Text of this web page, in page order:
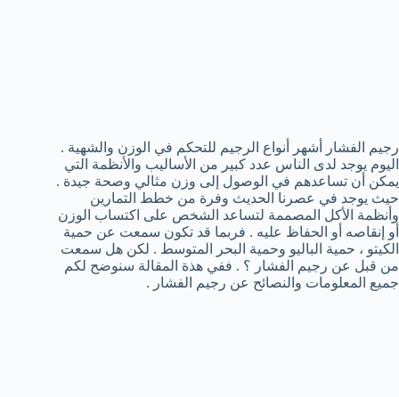
رجيم الفشار أشهر أنواع الرجيم للتحكم في الوزن والشهية .
اليوم يوجد لدى الناس عدد كبير من الأساليب والأنظمة التي
يمكن أن تساعدهم في الوصول إلى وزن مثالي وصحة جيدة .
حيث يوجد في عصرنا الحديث وفرة من خطط التمارين
وأنظمة الأكل المصممة لتساعد الشخص على اكتساب الوزن
أو إنقاصه أو الحفاظ عليه . فربما قد تكون سمعت عن حمية
الكيتو ، حمية الباليو وحمية البحر المتوسط . لكن هل سمعت
من قبل عن رجيم الفشار ؟ . ففي هذة المقالة سنوضح لكم
جميع المعلومات والنصائح عن رجيم الفشار .